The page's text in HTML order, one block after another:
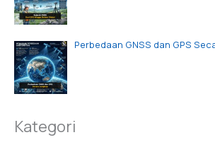
Perbedaan GNSS dan GPS
Kategori